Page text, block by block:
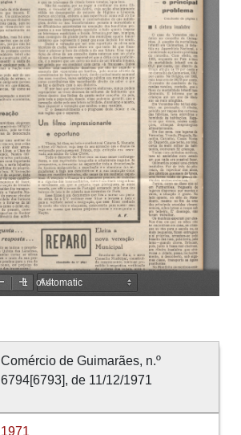
Comércio de Guimarães, n.º
6794[6793], de 11/12/1971
1971